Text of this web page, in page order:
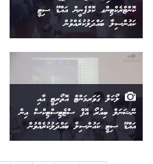
ކޮންޓްރެކްޓިންގ ކޮމްޕެނީން އައްޑޫ ސިޓީ
ކައުންސިލާ ބައްދަލުކުރެއްވުން
ލޯކަލް ގަވަރމަންޓް އޮތޯރިޓީ އާއި
ނޭޝަނަލް ބިއުރޯ އޮފް ސްޓެޓިސްޓިކްސް އިން
އައްޑޫ ސިޓީ ކައުންސިލާ ބައްދަލުކުރެއްވުން